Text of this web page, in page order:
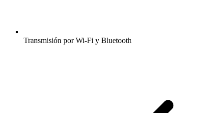
Transmisión por Wi-Fi y Bluetooth